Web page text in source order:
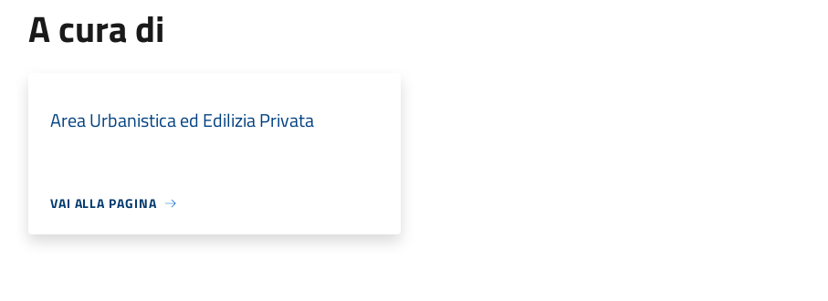
A cura di
Area Urbanistica ed Edilizia Privata
VAI ALLA PAGINA